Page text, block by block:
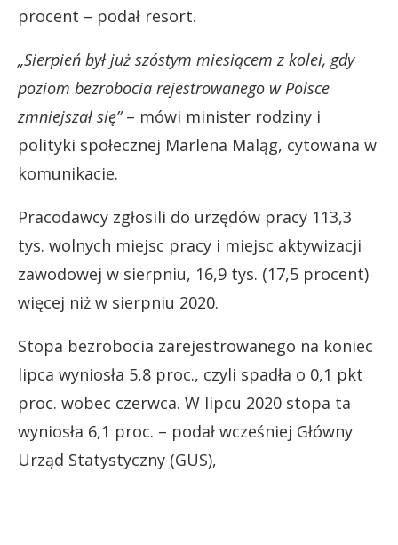
procent – podał resort.
„Sierpień był już szóstym miesiącem z kolei, gdy
poziom bezrobocia rejestrowanego w Polsce
zmniejszał się”– mówi minister rodziny i
polityki społecznej Marlena Maląg, cytowana w
komunikacie.
Pracodawcy zgłosili do urzędów pracy 113,3
tys. wolnych miejsc pracy i miejsc aktywizacji
zawodowej w sierpniu, 16,9 tys. (17,5 procent)
więcej niż w sierpniu 2020.
Stopa bezrobocia zarejestrowanego na koniec
lipca wyniosła 5,8 proc., czyli spadła o 0,1 pkt
proc. wobec czerwca. W lipcu 2020 stopa ta
wyniosła 6,1 proc. – podał wcześniej Główny
Urząd Statystyczny (GUS),